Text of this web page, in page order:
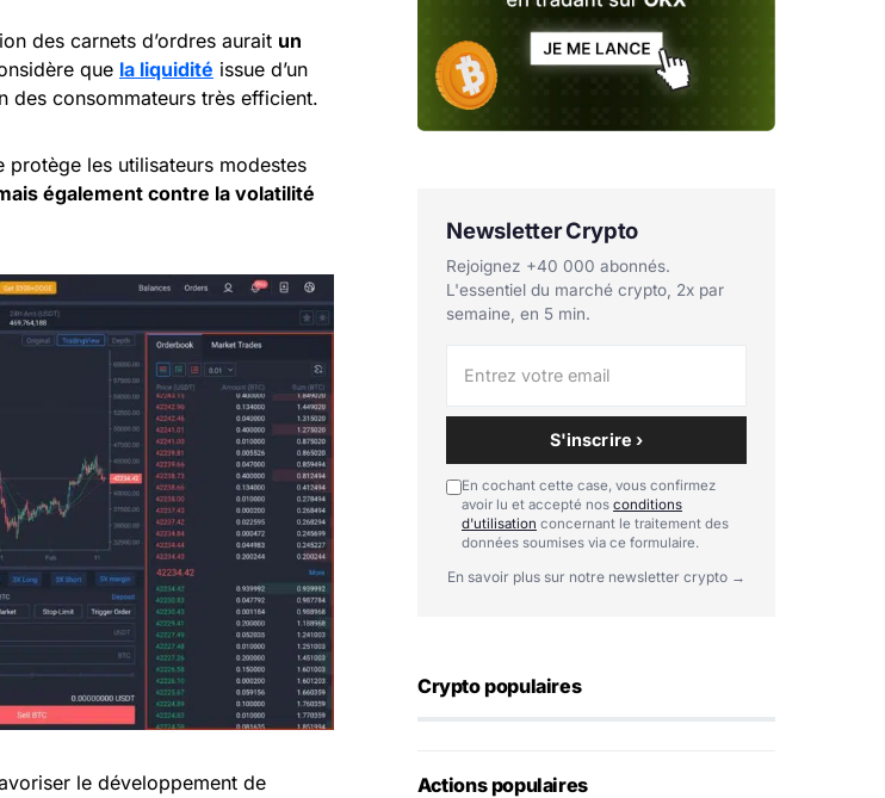
des carnets d’ordres aurait un
que la liquidité issue d’un
des consommateurs très efficient.
les utilisateurs modestes
également contre la volatilité
le développement de
Newsletter Crypto
Rejoignez +40 000 abonnés.
L'essentiel du marché crypto, 2x par
semaine, en 5 min.
S'inscrire ›
En cochant cette case, vous confirmez
avoir lu et accepté nos conditions
d'utilisation concernant le traitement des
données soumises via ce formulaire.
En savoir plus sur notre newsletter crypto →
Crypto populaires
Actions populaires